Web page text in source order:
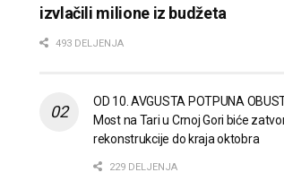
izvlačili milione iz budžeta
493 DELJENJA
OD 10. AVGUSTA POTPUNA
Most na Tari u Crnoj Gori biće
rekonstrukcije do kraja oktobra
229 DELJENJA